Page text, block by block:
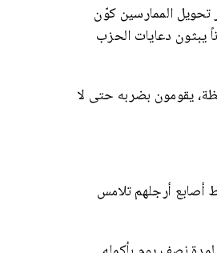
الممارسين كوّن
يبثون دعايات الحزب
يقومون بضربه حتى لا
أصابع أرجلهم تلامس